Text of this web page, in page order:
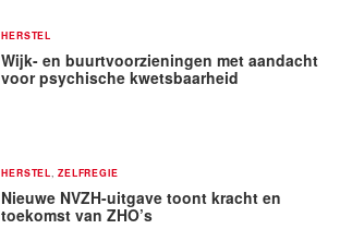
HERSTEL
Wijk- en buurtvoorzieningen met aandacht
voor psychische kwetsbaarheid
HERSTEL ZELFREGIE
Nieuwe NVZH-uitgave toont kracht en
toekomst van ZHO’s